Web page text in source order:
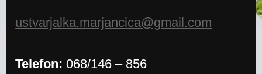
ustvarjalka.marjancica@gmail.com
Telefon:068/146 – 856